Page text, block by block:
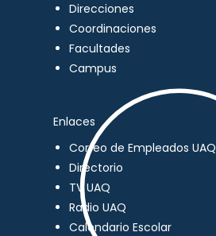
Direcciones
Coordinaciones
Facultades
Campus
Enlaces
Correo de Empleados UAQ
Directorio
TV UAQ
Radio UAQ
Calendario Escolar